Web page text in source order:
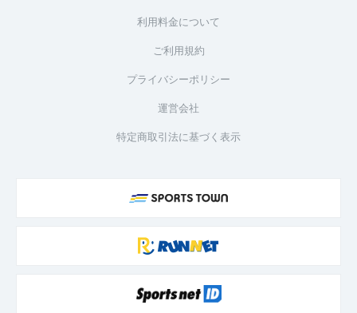
利用料金について
ご利用規約
プライバシーポリシー
運営会社
特定商取引法に基づく表示